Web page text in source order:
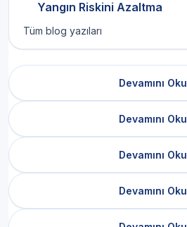
Yangın Riskini Azaltma
Tüm blog yazıları
Devamını Oku
Devamını Oku
Devamını Oku
Devamını Oku